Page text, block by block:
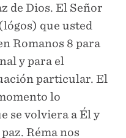
de Dios. El Señor
que usted
Romanos 8 para
y para el
particular. El
lo
se volviera a Él y
Réma nos